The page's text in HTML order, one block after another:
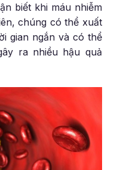
biết khi máu nhiễm
chúng có thể xuất
gian ngắn và có thể
ra nhiều hậu quả